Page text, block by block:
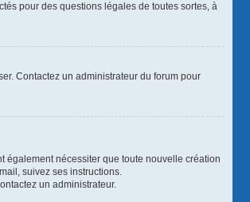
pour des questions légales de toutes sortes, à
Contactez un administrateur du forum pour
également nécessiter que toute nouvelle création
suivez ses instructions.
un administrateur.